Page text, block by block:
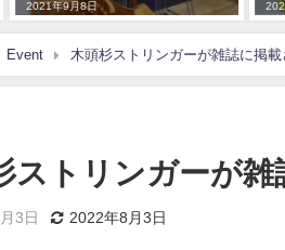
2021年8月17日
Event 木頭杉ストリンガーが雑誌に掲載
ストリンガーが雑
3日 2022年8月3日